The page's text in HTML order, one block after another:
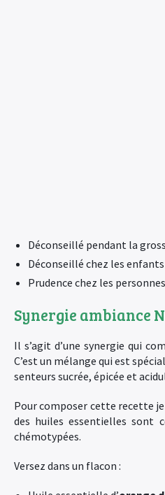
Déconseillé pendant la
Déconseillé chez les
Prudence chez les
Synergie ambiance
Il s’agit d’une synergie qui
C’est un mélange qui est
senteurs sucrée, épicée et
Pour composer cette recette
des huiles essentielles sont
chémotypées.
Versez dans un flacon :